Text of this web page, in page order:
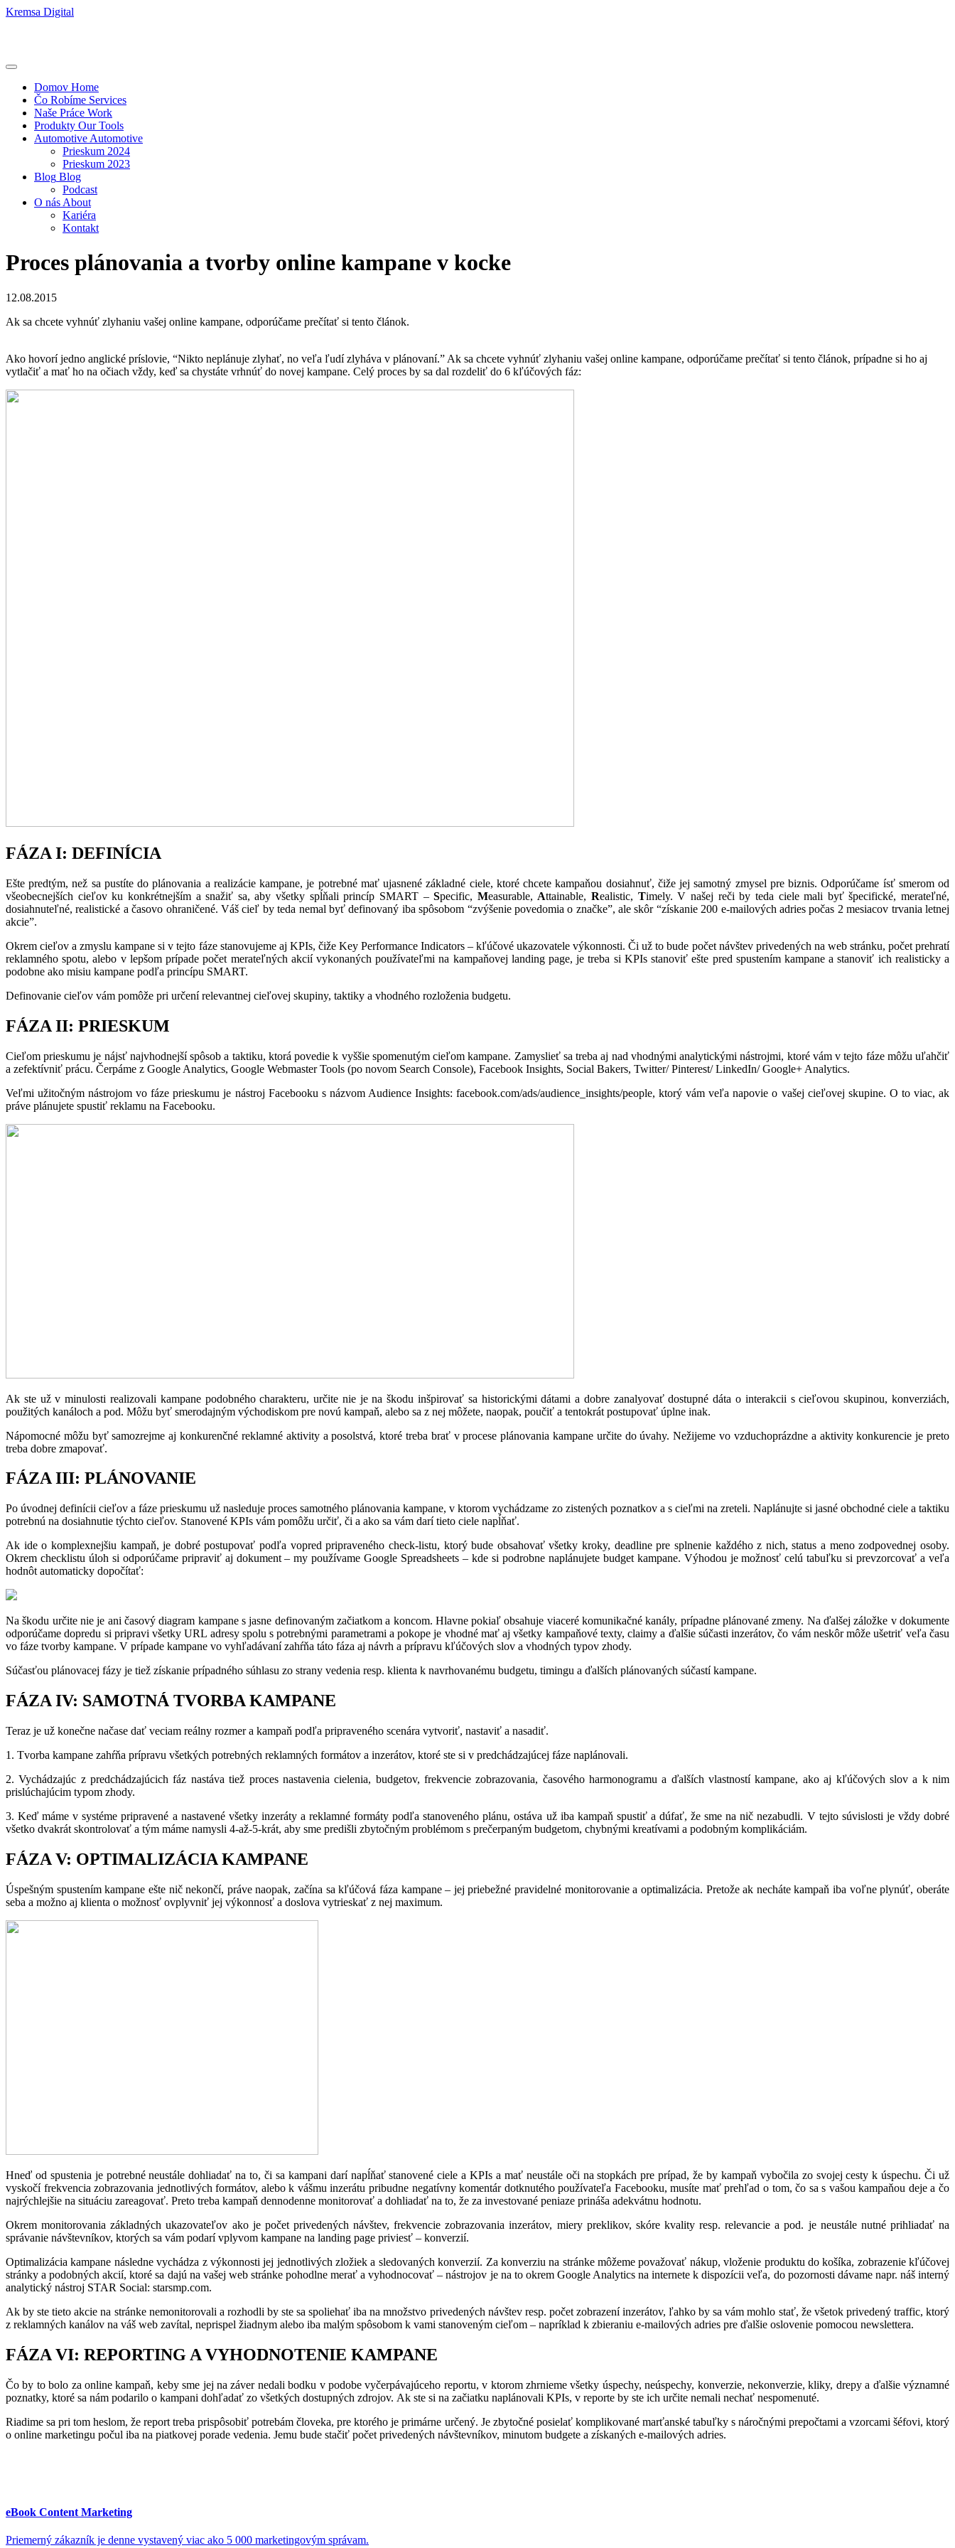
Kremsa Digital
Domov Home
Čo Robíme Services
Naše Práce Work
Produkty Our Tools
Automotive Automotive
Prieskum 2024
Prieskum 2023
Blog Blog
Podcast
O nás About
Kariéra
Kontakt
Proces plánovania a tvorby online kampane v kocke
12.08.2015
Ak sa chcete vyhnúť zlyhaniu vašej online kampane, odporúčame prečítať si tento článok.
Ako hovorí jedno anglické príslovie, “Nikto neplánuje zlyhať, no veľa ľudí zlyháva v plánovaní.” Ak sa chcete vyhnúť zlyhaniu vašej online kampane, odporúčame prečítať si tento článok, prípadne si ho aj
vytlačiť a mať ho na očiach vždy, keď sa chystáte vrhnúť do novej kampane. Celý proces by sa dal rozdeliť do 6 kľúčových fáz:
FÁZA I: DEFINÍCIA
Ešte predtým, než sa pustíte do plánovania a realizácie kampane, je potrebné mať ujasnené základné ciele, ktoré chcete kampaňou dosiahnuť, čiže jej samotný zmysel pre biznis. Odporúčame ísť smerom od
všeobecnejších cieľov ku konkrétnejším a snažiť sa, aby všetky spĺňali princíp SMART –Specific, Measurable, Attainable,Realistic, Timely. V našej reči by teda ciele mali byť špecifické, merateľné,
dosiahnuteľné, realistické a časovo ohraničené. Váš cieľ by teda nemal byť definovaný iba spôsobom “zvýšenie povedomia o značke”, ale skôr “získanie 200 e-mailových adries počas 2 mesiacov trvania letnej
akcie”.
Okrem cieľov a zmyslu kampane si v tejto fáze stanovujeme aj KPIs, čiže Key Performance Indicators – kľúčové ukazovatele výkonnosti. Či už to bude počet návštev privedených na web stránku, počet prehratí
reklamného spotu, alebo v lepšom prípade počet merateľných akcií vykonaných používateľmi na kampaňovej landing page, je treba si KPIs stanoviť ešte pred spustením kampane a stanoviť ich realisticky a
podobne ako misiu kampane podľa princípu SMART.
Definovanie cieľov vám pomôže pri určení relevantnej cieľovej skupiny, taktiky a vhodného rozloženia budgetu.
FÁZA II: PRIESKUM
Cieľom prieskumu je nájsť najvhodnejší spôsob a taktiku, ktorá povedie k vyššie spomenutým cieľom kampane. Zamyslieť sa treba aj nad vhodnými analytickými nástrojmi, ktoré vám v tejto fáze môžu uľahčiť
a zefektívniť prácu. Čerpáme z Google Analytics, Google Webmaster Tools (po novom Search Console), Facebook Insights, Social Bakers, Twitter/ Pinterest/ LinkedIn/ Google+ Analytics.
Veľmi užitočným nástrojom vo fáze prieskumu je nástroj Facebooku s názvom Audience Insights: facebook.com/ads/audience_insights/people, ktorý vám veľa napovie o vašej cieľovej skupine. O to viac, ak
práve plánujete spustiť reklamu na Facebooku.
Ak ste už v minulosti realizovali kampane podobného charakteru, určite nie je na škodu inšpirovať sa historickými dátami a dobre zanalyovať dostupné dáta o interakcii s cieľovou skupinou, konverziách,
použitých kanáloch a pod. Môžu byť smerodajným východiskom pre novú kampaň, alebo sa z nej môžete, naopak, poučiť a tentokrát postupovať úplne inak.
Nápomocné môžu byť samozrejme aj konkurenčné reklamné aktivity a posolstvá, ktoré treba brať v procese plánovania kampane určite do úvahy. Nežijeme vo vzduchoprázdne a aktivity konkurencie je preto
treba dobre zmapovať.
FÁZA III: PLÁNOVANIE
Po úvodnej definícii cieľov a fáze prieskumu už nasleduje proces samotného plánovania kampane, v ktorom vychádzame zo zistených poznatkov a s cieľmi na zreteli. Naplánujte si jasné obchodné ciele a taktiku
potrebnú na dosiahnutie týchto cieľov. Stanovené KPIs vám pomôžu určiť, či a ako sa vám darí tieto ciele napĺňať.
Ak ide o komplexnejšiu kampaň, je dobré postupovať podľa vopred pripraveného check-listu, ktorý bude obsahovať všetky kroky, deadline pre splnenie každého z nich, status a meno zodpovednej osoby.
Okrem checklistu úloh si odporúčame pripraviť aj dokument – my používame Google Spreadsheets – kde si podrobne naplánujete budget kampane. Výhodou je možnosť celú tabuľku si prevzorcovať a veľa
hodnôt automaticky dopočítať:
Na škodu určite nie je ani časový diagram kampane s jasne definovaným začiatkom a koncom. Hlavne pokiaľ obsahuje viaceré komunikačné kanály, prípadne plánované zmeny. Na ďalšej záložke v dokumente
odporúčame dopredu si pripravi všetky URL adresy spolu s potrebnými parametrami a pokope je vhodné mať aj všetky kampaňové texty, claimy a ďalšie súčasti inzerátov, čo vám neskôr môže ušetriť veľa času
vo fáze tvorby kampane. V prípade kampane vo vyhľadávaní zahŕňa táto fáza aj návrh a prípravu kľúčových slov a vhodných typov zhody.
Súčasťou plánovacej fázy je tiež získanie prípadného súhlasu zo strany vedenia resp. klienta k navrhovanému budgetu, timingu a ďalších plánovaných súčastí kampane.
FÁZA IV: SAMOTNÁ TVORBA KAMPANE
Teraz je už konečne načase dať veciam reálny rozmer a kampaň podľa pripraveného scenára vytvoriť, nastaviť a nasadiť.
1. Tvorba kampane zahŕňa prípravu všetkých potrebných reklamných formátov a inzerátov, ktoré ste si v predchádzajúcej fáze naplánovali.
2. Vychádzajúc z predchádzajúcich fáz nastáva tiež proces nastavenia cielenia, budgetov, frekvencie zobrazovania, časového harmonogramu a ďalších vlastností kampane, ako aj kľúčových slov a k nim
prislúchajúcim typom zhody.
3. Keď máme v systéme pripravené a nastavené všetky inzeráty a reklamné formáty podľa stanoveného plánu, ostáva už iba kampaň spustiť a dúfať, že sme na nič nezabudli. V tejto súvislosti je vždy dobré
všetko dvakrát skontrolovať a tým máme namysli 4-až-5-krát, aby sme predišli zbytočným problémom s prečerpaným budgetom, chybnými kreatívami a podobným komplikáciám.
FÁZA V: OPTIMALIZÁCIA KAMPANE
Úspešným spustením kampane ešte nič nekončí, práve naopak, začína sa kľúčová fáza kampane – jej priebežné pravidelné monitorovanie a optimalizácia. Pretože ak necháte kampaň iba voľne plynúť, oberáte
seba a možno aj klienta o možnosť ovplyvniť jej výkonnosť a doslova vytrieskať z nej maximum.
Hneď od spustenia je potrebné neustále dohliadať na to, či sa kampani darí napĺňať stanovené ciele a KPIs a mať neustále oči na stopkách pre prípad, že by kampaň vybočila zo svojej cesty k úspechu. Či už
vyskočí frekvencia zobrazovania jednotlivých formátov, alebo k vášmu inzerátu pribudne negatívny komentár dotknutého používateľa Facebooku, musíte mať prehľad o tom, čo sa s vašou kampaňou deje a čo
najrýchlejšie na situáciu zareagovať. Preto treba kampaň dennodenne monitorovať a dohliadať na to, že za investované peniaze prináša adekvátnu hodnotu.
Okrem monitorovania základných ukazovateľov ako je počet privedených návštev, frekvencie zobrazovania inzerátov, miery preklikov, skóre kvality resp. relevancie a pod. je neustále nutné prihliadať na
správanie návštevníkov, ktorých sa vám podarí vplyvom kampane na landing page priviesť – konverzií.
Optimalizácia kampane následne vychádza z výkonnosti jej jednotlivých zložiek a sledovaných konverzií. Za konverziu na stránke môžeme považovať nákup, vloženie produktu do košíka, zobrazenie kľúčovej
stránky a podobných akcií, ktoré sa dajú na vašej web stránke pohodlne merať a vyhodnocovať – nástrojov je na to okrem Google Analytics na internete k dispozícii veľa, do pozornosti dávame napr. náš interný
analytický nástroj STAR Social: starsmp.com.
Ak by ste tieto akcie na stránke nemonitorovali a rozhodli by ste sa spoliehať iba na množstvo privedených návštev resp. počet zobrazení inzerátov, ľahko by sa vám mohlo stať, že všetok privedený traffic, ktorý
z reklamných kanálov na váš web zavítal, neprispel žiadnym alebo iba malým spôsobom k vami stanoveným cieľom – napríklad k zbieraniu e-mailových adries pre ďalšie oslovenie pomocou newslettera.
FÁZA VI: REPORTING A VYHODNOTENIE KAMPANE
Čo by to bolo za online kampaň, keby sme jej na záver nedali bodku v podobe vyčerpávajúceho reportu, v ktorom zhrnieme všetky úspechy, neúspechy, konverzie, nekonverzie, kliky, drepy a ďalšie významné
poznatky, ktoré sa nám podarilo o kampani dohľadať zo všetkých dostupných zdrojov. Ak ste si na začiatku naplánovali KPIs, v reporte by ste ich určite nemali nechať nespomenuté.
Riadime sa pri tom heslom, že report treba prispôsobiť potrebám človeka, pre ktorého je primárne určený. Je zbytočné posielať komplikované marťanské tabuľky s náročnými prepočtami a vzorcami šéfovi, ktorý
o online marketingu počul iba na piatkovej porade vedenia. Jemu bude stačiť počet privedených návštevníkov, minutom budgete a získaných e-mailových adries.
eBook Content Marketing
Priemerný zákazník je denne vystavený viac ako 5 000 marketingovým správam.